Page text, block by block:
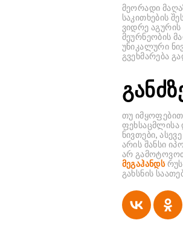
მეორადი
საკითხების
ვიდრე
მეურნეობის
უნიკალური
გვეხმარება
თუ
ფეხსაცმლისა
ნივთები,
არის შანსი
არ
მეგაჰანდს
გახსნის